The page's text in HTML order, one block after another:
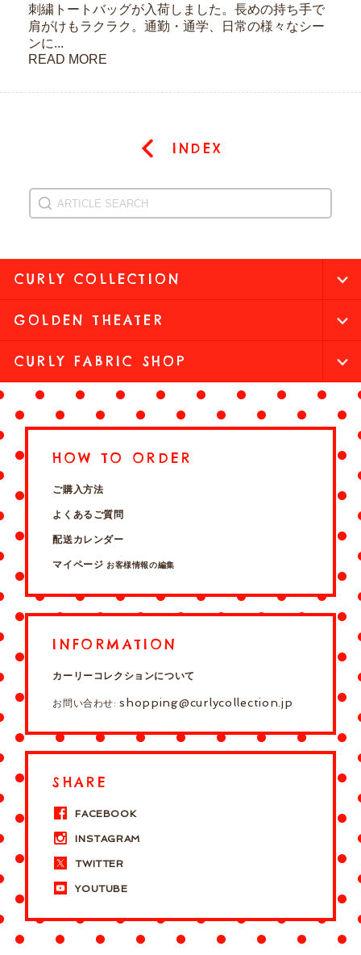
刺繍トートバッグが入荷しました。長めの持ち手で
肩がけもラクラク。通勤・通学、日常の様々なシー
ンに...
READ MORE
INDEX
CURLY COLLECTION
GOLDEN THEATER
CURLY FABRIC SHOP
HOW TO ORDER
ご購入方法
よくあるご質問
配送カレンダー
マイページ お客様情報の編集
INFORMATION
カーリーコレクションについて
お問い合わせ:shopping@curlycollection.jp
SHARE
FACEBOOK
INSTAGRAM
TWITTER
YOUTUBE